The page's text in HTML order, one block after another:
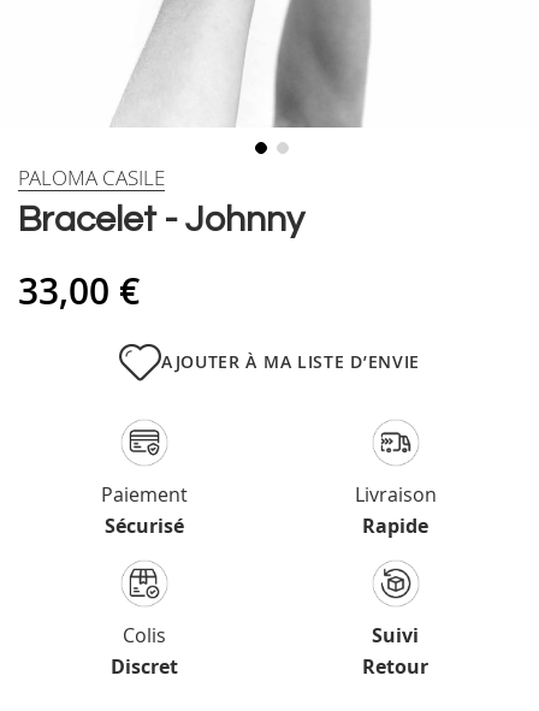
Skip
the
the
Bracelet - Johnny
PALOMA CASILE
33,00 €
AJOUTER À MA LISTE D’ENVIE
Paiement
Sécurisé
Livraison
Rapide
Colis
Discret
Suivi
Retour